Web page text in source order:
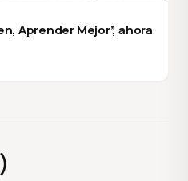
Aprender Mejor”, ahora